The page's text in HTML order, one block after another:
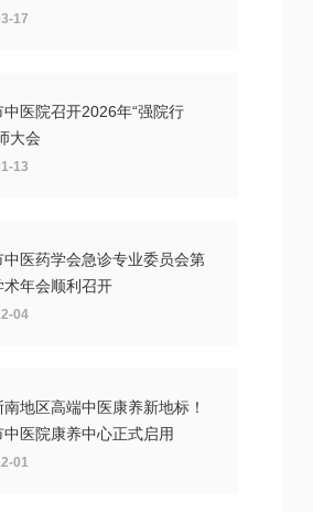
17
中医院召开2026年“强院行
大会
13
中医药学会急诊专业委员会第
术年会顺利召开
04
地区高端中医康养新地标！
中医院康养中心正式启用
01